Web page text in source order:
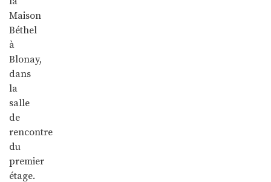
Maison
Béthel
à
Blonay,
dans
la
salle
de
rencontre
du
premier
étage.